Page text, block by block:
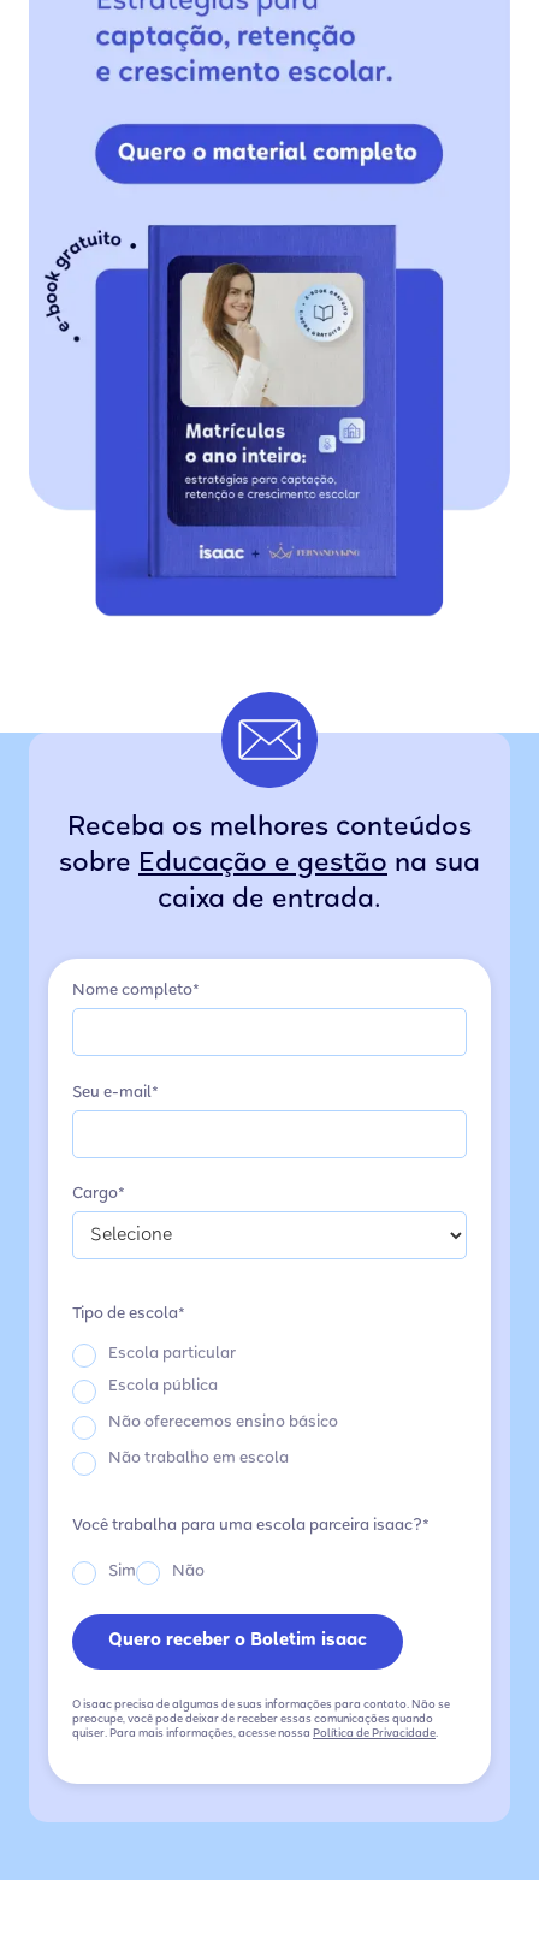
Receba os melhores conteúdos
sobre Educação e gestão na sua
caixa de entrada.
Nome completo*
Seu e-mail*
Cargo*
Tipo de escola*
Escola particular
Escola pública
Não oferecemos ensino básico
Não trabalho em escola
Você trabalha para uma escola parceira isaac?*
Sim Não
O isaac precisa de algumas de suas informações para contato. Não se
preocupe, você pode deixar de receber essas comunicações quando
quiser. Para mais informações, acesse nossa Política de Privacidade.